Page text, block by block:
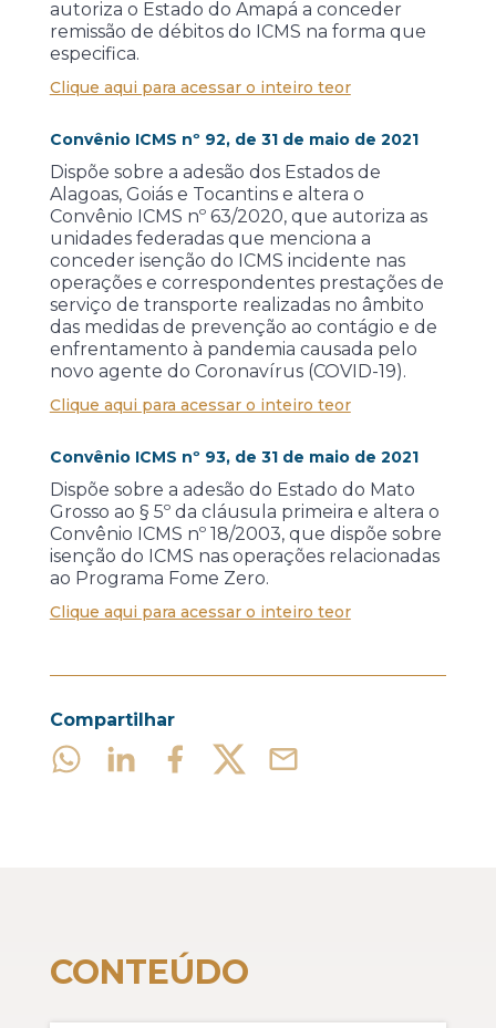
autoriza o Estado do Amapá a conceder
remissão de débitos do ICMS na forma que
especifica.
Clique aqui para acessar o inteiro teor
Convênio ICMS nº 92, de 31 de maio de 2021
Dispõe sobre a adesão dos Estados de
Alagoas, Goiás e Tocantins e altera o
Convênio ICMS nº 63/2020, que autoriza as
unidades federadas que menciona a
conceder isenção do ICMS incidente nas
operações e correspondentes prestações de
serviço de transporte realizadas no âmbito
das medidas de prevenção ao contágio e de
enfrentamento à pandemia causada pelo
novo agente do Coronavírus (COVID-19).
Clique aqui para acessar o inteiro teor
Convênio ICMS nº 93, de 31 de maio de 2021
Dispõe sobre a adesão do Estado do Mato
Grosso ao § 5º da cláusula primeira e altera o
Convênio ICMS nº 18/2003, que dispõe sobre
isenção do ICMS nas operações relacionadas
ao Programa Fome Zero.
Clique aqui para acessar o inteiro teor
Compartilhar
CONTEÚDO